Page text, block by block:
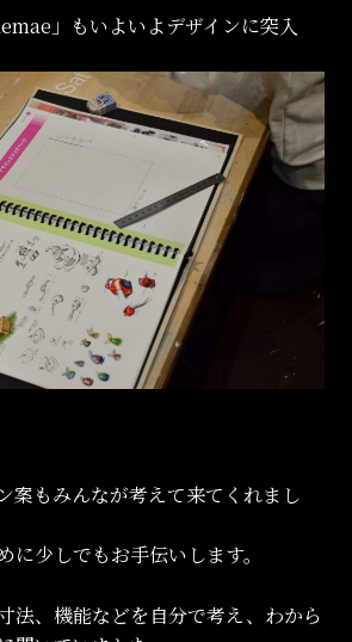
」もいよいよデザインに突入
案もみんなが考えて来てくれまし
に少しでもお手伝いします。
法、機能などを自分で考え、わから